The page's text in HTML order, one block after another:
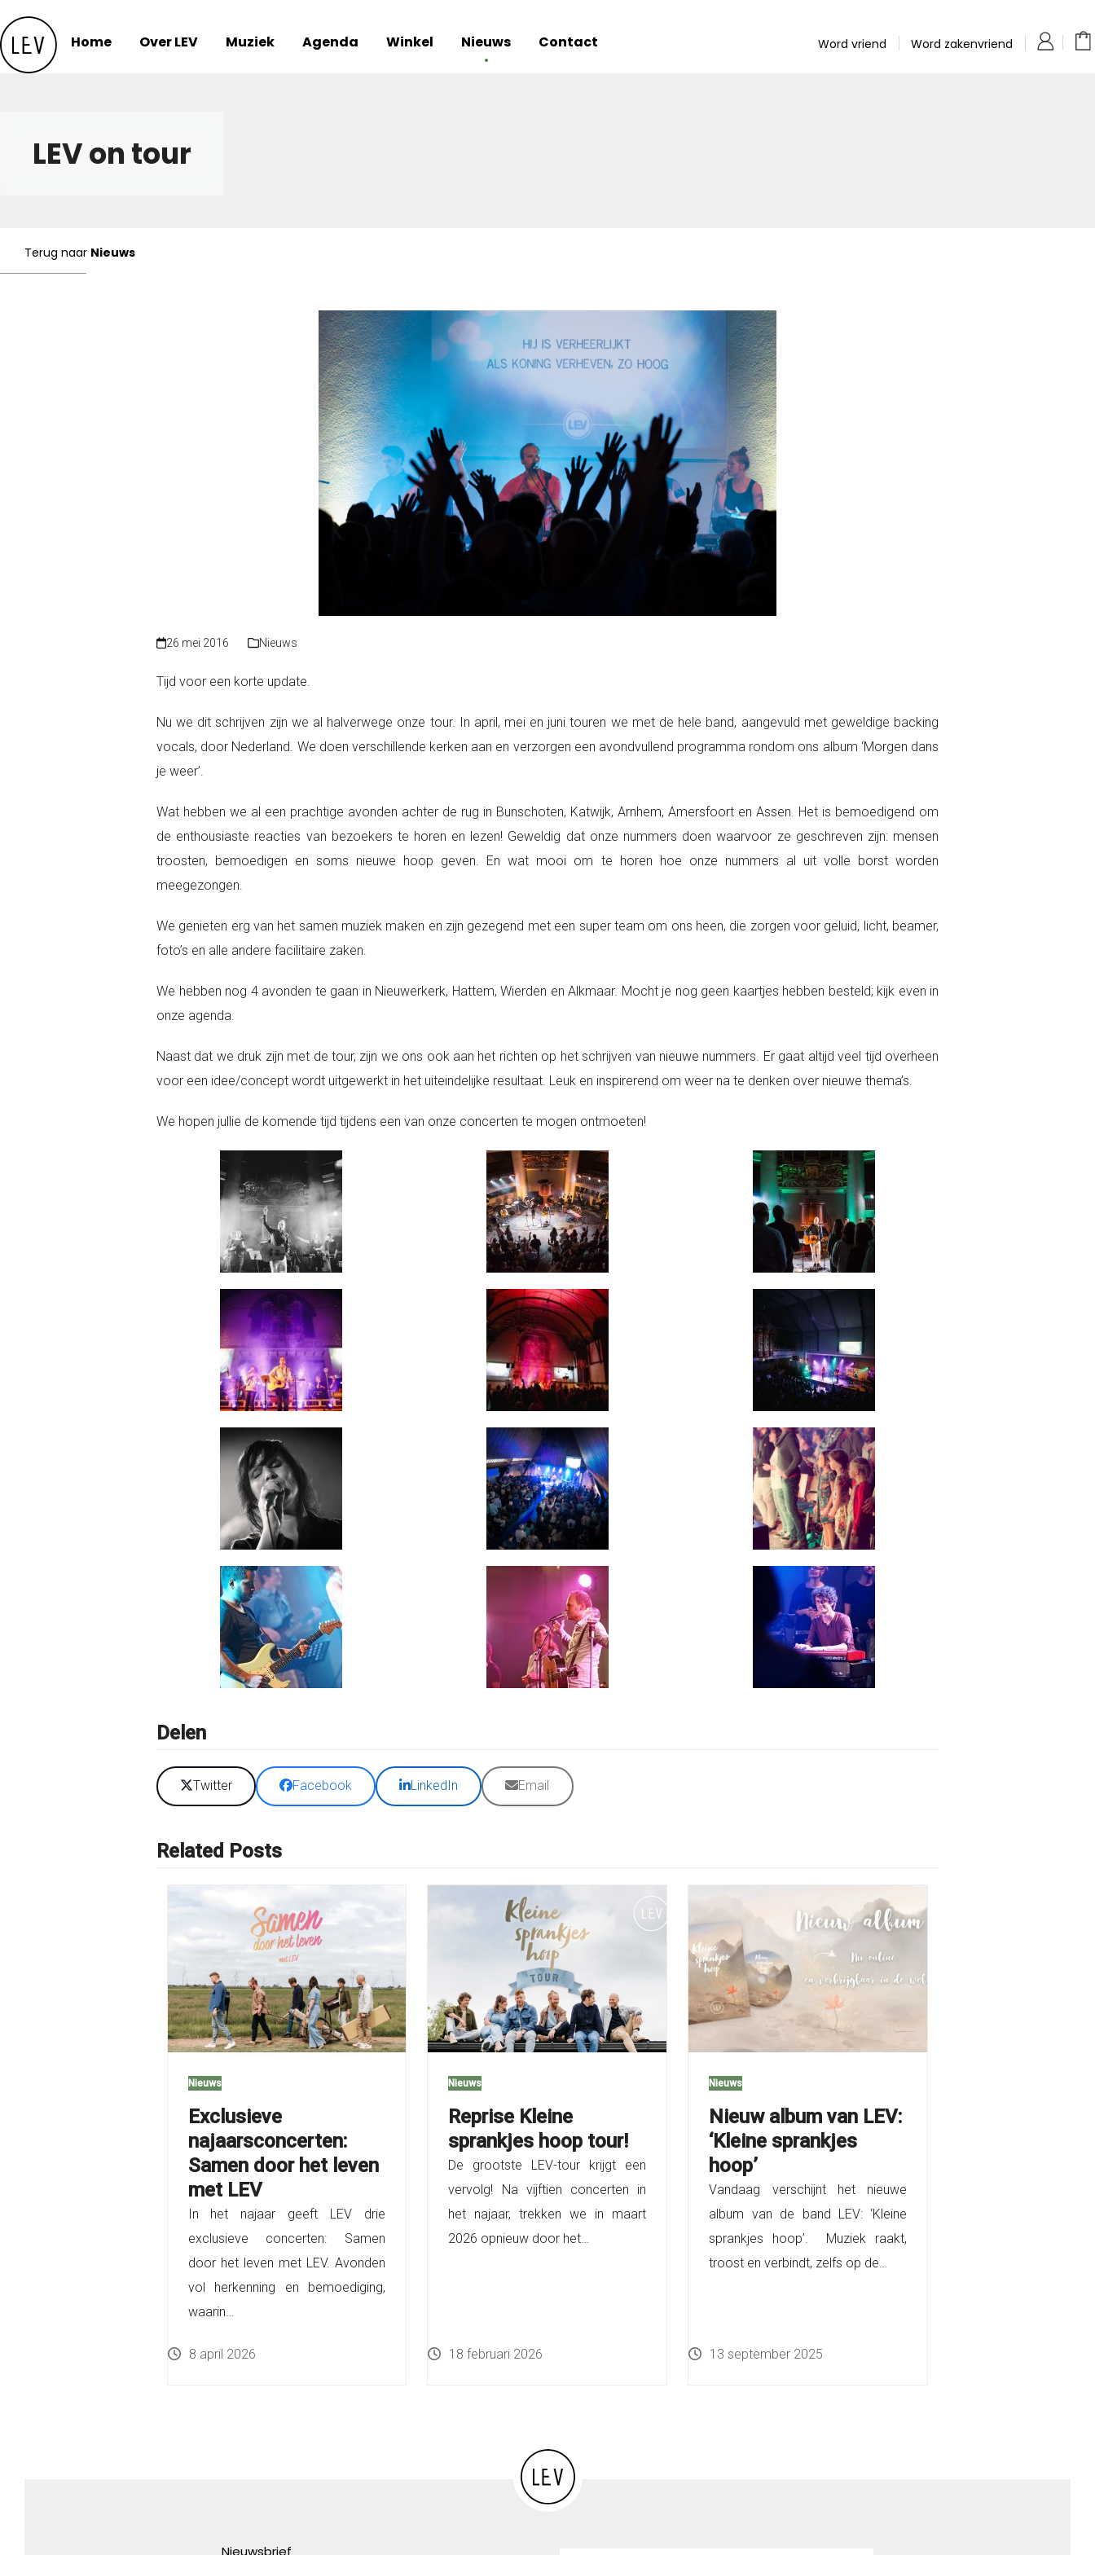
to
content
Home Over LEV Muziek Agenda Winkel Nieuws Contact Word vriend Word zakenvriend
LEV on tour
Terug naar Nieuws
26 mei 2016 Nieuws
Tijd voor een korte update.
Nu we dit schrijven zijn we al halverwege onze tour. In april, mei en juni touren we met de hele band, aangevuld met geweldige backing
vocals, door Nederland. We doen verschillende kerken aan en verzorgen een avondvullend programma rondom ons album ‘Morgen dans
je weer’.
Wat hebben we al een prachtige avonden achter de rug in Bunschoten, Katwijk, Arnhem, Amersfoort en Assen. Het is bemoedigend om
de enthousiaste reacties van bezoekers te horen en lezen! Geweldig dat onze nummers doen waarvoor ze geschreven zijn: mensen
troosten, bemoedigen en soms nieuwe hoop geven. En wat mooi om te horen hoe onze nummers al uit volle borst worden
meegezongen.
We genieten erg van het samen muziek maken en zijn gezegend met een super team om ons heen, die zorgen voor geluid, licht, beamer,
foto’s en alle andere facilitaire zaken.
We hebben nog 4 avonden te gaan in Nieuwerkerk, Hattem, Wierden en Alkmaar. Mocht je nog geen kaartjes hebben besteld; kijk even in
onze agenda.
Naast dat we druk zijn met de tour, zijn we ons ook aan het richten op het schrijven van nieuwe nummers. Er gaat altijd veel tijd overheen
voor een idee/concept wordt uitgewerkt in het uiteindelijke resultaat. Leuk en inspirerend om weer na te denken over nieuwe thema’s.
We hopen jullie de komende tijd tijdens een van onze concerten te mogen ontmoeten!
Delen
Twitter Facebook LinkedIn Email
Related Posts
Nieuws
Exclusieve
najaarsconcerten:
Samen door het leven
met LEV
In het najaar geeft LEV drie
exclusieve concerten: Samen
door het leven met LEV. Avonden
vol herkenning en bemoediging,
waarin…
8 april 2026
Nieuws
Reprise Kleine
sprankjes hoop tour!
De grootste LEV-tour krijgt een
vervolg! Na vijftien concerten in
het najaar, trekken we in maart
2026 opnieuw door het…
18 februari 2026
Nieuws
Nieuw album van LEV:
‘Kleine sprankjes
hoop’
Vandaag verschijnt het nieuwe
album van de band LEV: ‘Kleine
sprankjes hoop’. Muziek raakt,
troost en verbindt, zelfs op de…
13 september 2025
Nieuwsbrief